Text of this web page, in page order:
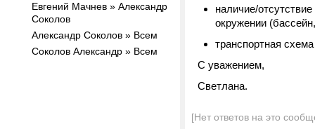
Евгений Мачнев » Александр
Соколов
Александр Соколов » Всем
Соколов Александр » Всем
наличие/
окружении
транспортная
С уважением,
Светлана.
[Нет ответов на это